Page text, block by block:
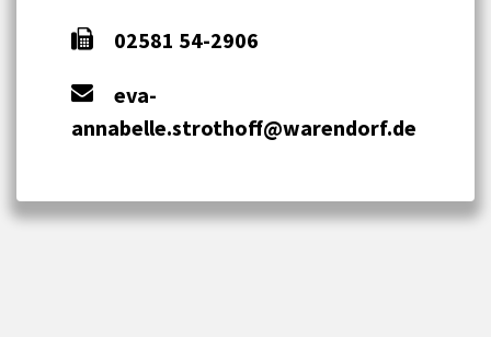
02581 54-2906
eva-
annabelle.strothoff@warendorf.de